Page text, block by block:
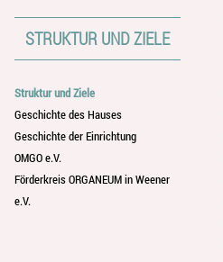
STRUKTUR UND ZIELE
Struktur und Ziele
Geschichte des Hauses
Geschichte der Einrichtung
OMGO e.V.
Förderkreis ORGANEUM in Weener
e.V.